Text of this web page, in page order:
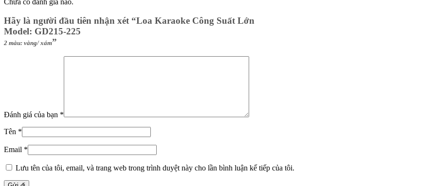
Chưa có đánh giá nào.
Hãy là người đầu tiên nhận xét “Loa Karaoke Công Suất Lớn
Model: GD215-225
2 màu: vàng/ xám”
Đánh giá của bạn *
Tên *
Email *
Lưu tên của tôi, email, và trang web trong trình duyệt này cho lần bình luận kế tiếp của tôi.